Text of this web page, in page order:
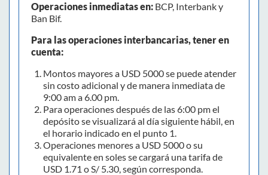
Operaciones inmediatas en: BCP, Interbank y
Ban Bif.
Para las operaciones interbancarias, tener en
cuenta:
Montos mayores a USD 5000 se puede atender
sin costo adicional y de manera inmediata de
9:00 am a 6.00 pm.
Para operaciones después de las 6:00 pm el
depósito se visualizará al día siguiente hábil, en
el horario indicado en el punto 1.
Operaciones menores a USD 5000 o su
equivalente en soles se cargará una tarifa de
USD 1.71 o S/ 5.30, según corresponda.